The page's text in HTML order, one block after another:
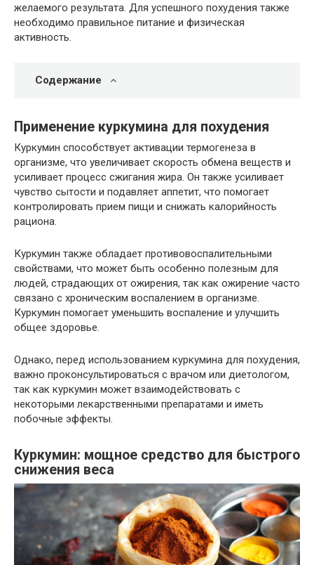
желаемого результата. Для успешного похудения также
необходимо правильное питание и физическая
активность.
Содержание
Применение куркумина для похудения
Куркумин способствует активации термогенеза в
организме, что увеличивает скорость обмена веществ и
усиливает процесс сжигания жира. Он также усиливает
чувство сытости и подавляет аппетит, что помогает
контролировать прием пищи и снижать калорийность
рациона.
Куркумин также обладает противовоспалительными
свойствами, что может быть особенно полезным для
людей, страдающих от ожирения, так как ожирение часто
связано с хроническим воспалением в организме.
Куркумин помогает уменьшить воспаление и улучшить
общее здоровье.
Однако, перед использованием куркумина для похудения,
важно проконсультироваться с врачом или диетологом,
так как куркумин может взаимодействовать с
некоторыми лекарственными препаратами и иметь
побочные эффекты.
Куркумин: мощное средство для быстрого
снижения веса